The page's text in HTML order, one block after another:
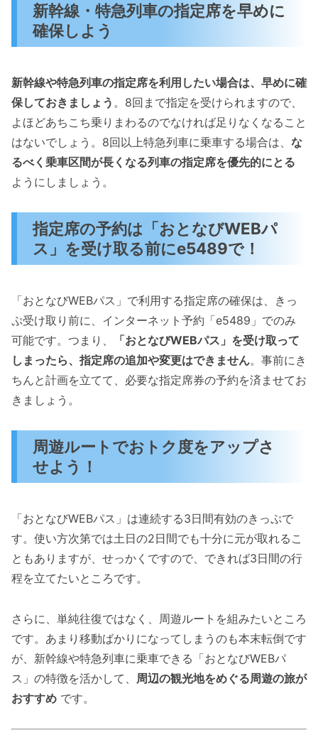
新幹線・特急列車の指定席を早めに
確保しよう
新幹線や特急列車の指定席を利用したい場合は、早めに確
保しておきましょう 。8回まで指定を受けられますので、
よほどあちこち乗りまわるのでなければ足りなくなること
はないでしょう。8回以上特急列車に乗車する場合は、 な
るべく乗車区間が長くなる列車の指定席を優先的にとる
ようにしましょう。
指定席の予約は「おとなびWEBパ
ス」を受け取る前にe5489で！
「おとなびWEBパス」で利用する指定席の確保は、きっ
ぷ受け取り前に、インターネット予約「e5489」でのみ
可能です。つまり、
「おとなびWEBパス」を受け取って
しまったら、指定席の追加や変更はできません。事前にき
ちんと計画を立てて、必要な指定席券の予約を済ませてお
きましょう。
周遊ルートでおトク度をアップさ
せよう！
「おとなびWEBパス」は連続する3日間有効のきっぷで
す。使い方次第では土日の2日間でも十分に元が取れるこ
ともありますが、せっかくですので、できれば3日間の行
程を立てたいところです。
さらに、単純往復ではなく、周遊ルートを組みたいところ
です。あまり移動ばかりになってしまうのも本末転倒です
が、新幹線や特急列車に乗車できる「おとなびWEBパ
ス」の特徴を活かして、 周辺の観光地をめぐる周遊の旅が
おすすめ です。